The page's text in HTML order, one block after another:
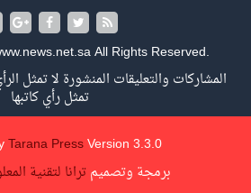
All Rights Reserved.
المشاركات والتعليقات المنشورة لا تمثل
تمثل رأي كاتبها
Tarana PressVersion 3.3.0
برمجة وتصميمترانا لتقنية